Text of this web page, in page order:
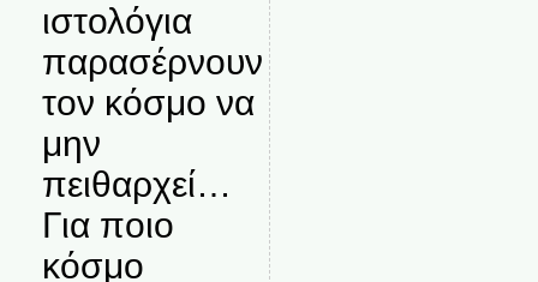
ιστολόγια
παρασέρνουν
τον κόσμο να
μην
πειθαρχεί…
Για ποιο
κόσμο